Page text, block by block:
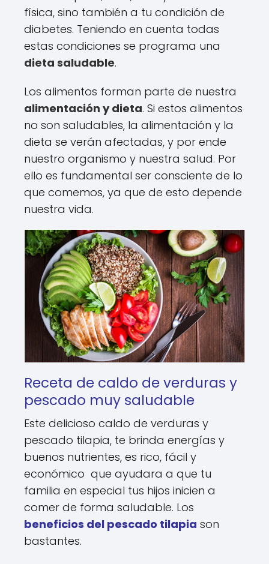
física, sino también a tu condición de
diabetes. Teniendo en cuenta todas
estas condiciones se programa una
dieta saludable.
Los alimentos forman parte de nuestra
alimentación y dieta. Si estos alimentos
no son saludables, la alimentación y la
dieta se verán afectadas, y por ende
nuestro organismo y nuestra salud. Por
ello es fundamental ser consciente de lo
que comemos, ya que de esto depende
nuestra vida.
Receta de caldo de verduras y
pescado muy saludable
Este delicioso caldo de verduras y
pescado tilapia, te brinda energías y
buenos nutrientes, es rico, fácil y
económico que ayudara a que tu
familia en especial tus hijos inicien a
comer de forma saludable. Los
beneficios del pescado tilapia son
bastantes.